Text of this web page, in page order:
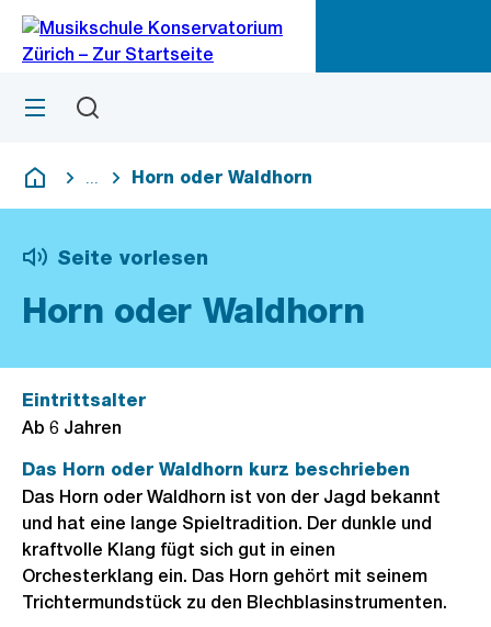
Navigation
Sprunglink
Menü
Deutsch
Blende alle Breadcrumbs ein
Horn oder Waldhorn
Seite vorlesen
Horn oder Waldhorn
Eintrittsalter
Ab 6 Jahren
Das Horn oder Waldhorn kurz beschrieben
Das Horn oder Waldhorn ist von der Jagd bekannt
und hat eine lange Spieltradition. Der dunkle und
kraftvolle Klang fügt sich gut in einen
Orchesterklang ein. Das Horn gehört mit seinem
Trichtermundstück zu den Blechblasinstrumenten.